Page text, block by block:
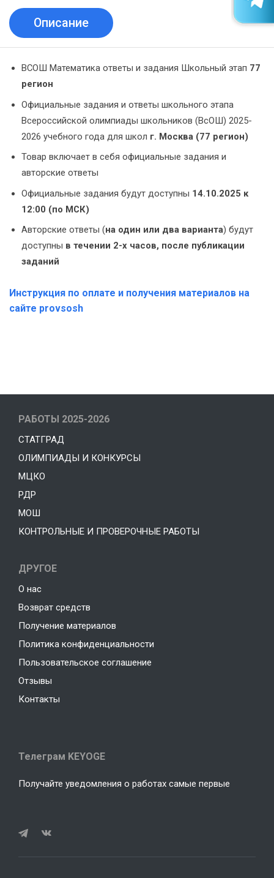
Описание
ВСОШ Математика ответы и задания Школьный этап 77
регион
Официальные задания и ответы школьного этапа
Всероссийской олимпиады школьников (ВсОШ) 2025-
2026 учебного года для школ г. Москва (77 регион)
Товар включает в себя официальные задания и
авторские ответы
Официальные задания будут доступны 14.10.2025 к
12:00 (по МСК)
Авторские ответы (на один или два варианта) будут
доступны в течении 2-х часов, после публикации
заданий
Инструкция по оплате и получения материалов на
сайте provsosh
РАБОТЫ 2025-2026
СТАТГРАД
ОЛИМПИАДЫ И КОНКУРСЫ
МЦКО
РДР
МОШ
КОНТРОЛЬНЫЕ И ПРОВЕРОЧНЫЕ РАБОТЫ
ДРУГОЕ
О нас
Возврат средств
Получение материалов
Политика конфиденциальности
Пользовательское соглашение
Отзывы
Контакты
Телеграм KEYOGE
Получайте уведомления о работах самые первые